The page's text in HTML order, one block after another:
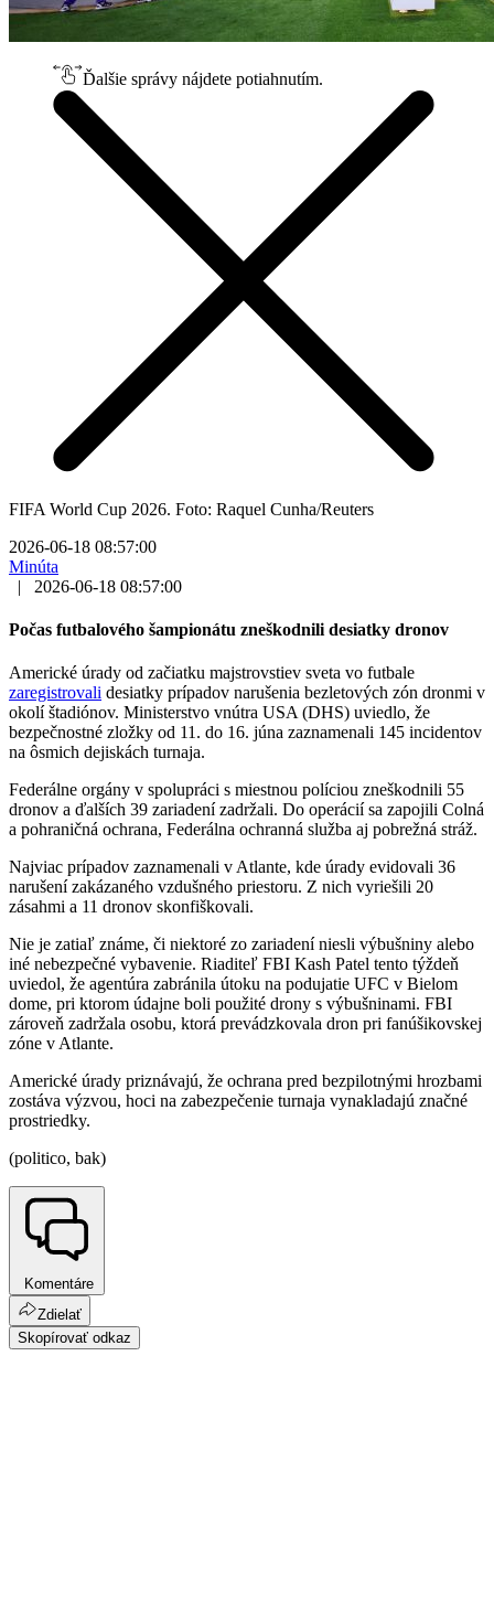
Ďalšie správy nájdete potiahnutím.
FIFA World Cup 2026. Foto: Raquel Cunha/Reuters
2026-06-18 08:57:00
Minúta
|
2026-06-18 08:57:00
Počas futbalového šampionátu zneškodnili desiatky dronov
Americké úrady od začiatku majstrovstiev sveta vo futbale
zaregistrovali desiatky prípadov narušenia bezletových zón dronmi v
okolí štadiónov. Ministerstvo vnútra USA (DHS) uviedlo, že
bezpečnostné zložky od 11. do 16. júna zaznamenali 145 incidentov
na ôsmich dejiskách turnaja.
Federálne orgány v spolupráci s miestnou políciou zneškodnili 55
dronov a ďalších 39 zariadení zadržali. Do operácií sa zapojili Colná
a pohraničná ochrana, Federálna ochranná služba aj pobrežná stráž.
Najviac prípadov zaznamenali v Atlante, kde úrady evidovali 36
narušení zakázaného vzdušného priestoru. Z nich vyriešili 20
zásahmi a 11 dronov skonfiškovali.
Nie je zatiaľ známe, či niektoré zo zariadení niesli výbušniny alebo
iné nebezpečné vybavenie. Riaditeľ FBI Kash Patel tento týždeň
uviedol, že agentúra zabránila útoku na podujatie UFC v Bielom
dome, pri ktorom údajne boli použité drony s výbušninami. FBI
zároveň zadržala osobu, ktorá prevádzkovala dron pri fanúšikovskej
zóne v Atlante.
Americké úrady priznávajú, že ochrana pred bezpilotnými hrozbami
zostáva výzvou, hoci na zabezpečenie turnaja vynakladajú značné
prostriedky.
(politico, bak)
Komentáre
Zdielať
Skopírovať odkaz